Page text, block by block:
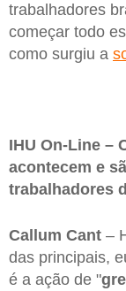
trabalhadores
começar todo
como surgiu a
IHU On-Line –
acontecem e
trabalhadores
Callum Cant –
das principais,
é a ação de "